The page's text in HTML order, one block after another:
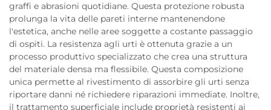
graffi e abrasioni quotidiane. Questa protezione robusta
prolunga la vita delle pareti interne mantenendone
l'estetica, anche nelle aree soggette a costante passaggio
di ospiti. La resistenza agli urti è ottenuta grazie a un
processo produttivo specializzato che crea una struttura
del materiale densa ma flessibile. Questa composizione
unica permette al rivestimento di assorbire gli urti senza
riportare danni né richiedere riparazioni immediate. Inoltre,
il trattamento superficiale include proprietà resistenti ai